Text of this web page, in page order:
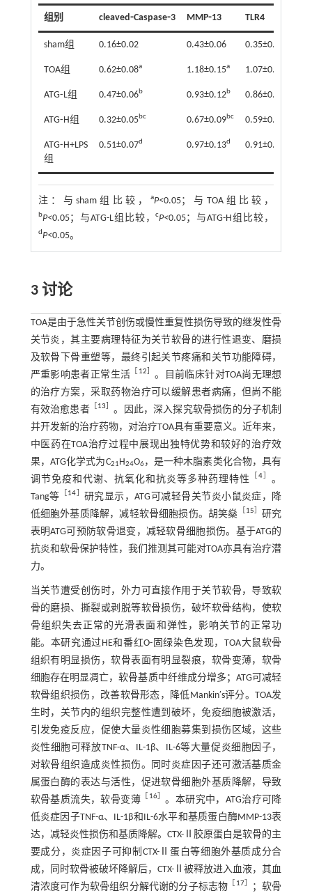
组别 cleaved⁃Caspase⁃3 MMP⁃13 TLR4
sham组 0.16±0.02 0.43±0.06 0.35±0.05
TOA组 0.62±0.08a 1.18±0.15a 1.07±0.13
ATG⁃L组 0.47±0.06b 0.93±0.12b 0.86±0.11
ATG⁃H组 0.32±0.05bc 0.67±0.09bc 0.59±0.08
ATG⁃H+LPS
组
0.51±0.07d 0.97±0.13d 0.91±0.12
注： 与sham组比较，aP<0.05；与TOA组比较，
bP<0.05；与ATG-L组比较，cP<0.05；与ATG-H组比较，
dP<0.05。
3 讨论
TOA是由于急性关节创伤或慢性重复性损伤导致的继发性骨
关节炎，其主要病理特征为关节软骨的进行性退变、磨损
及软骨下骨重塑等，最终引起关节疼痛和关节功能障碍，
严重影响患者正常生活 ［ 12］ 。目前临床针对TOA尚无理想
的治疗方案，采取药物治疗可以缓解患者病痛，但尚不能
有效治愈患者［13］ 。因此，深入探究软骨损伤的分子机制
并开发新的治疗药物，对治疗TOA具有重要意义。近年来，
中医药在TOA治疗过程中展现出独特优势和较好的治疗效
果，ATG化学式为C21H24O6，是一种木脂素类化合物，具有
调节免疫和代谢、抗氧化和抗炎等多种药理特性
［4］ 。
Tang等 ［14］ 研究显示，ATG可减轻骨关节炎小鼠炎症，降
低细胞外基质降解，减轻软骨细胞损伤。胡笑燊 ［15］研究
表明ATG可预防软骨退变，减轻软骨细胞损伤。基于ATG的
抗炎和软骨保护特性，我们推测其可能对TOA亦具有治疗潜
力。
当关节遭受创伤时，外力可直接作用于关节软骨，导致软
骨的磨损、撕裂或剥脱等软骨损伤，破坏软骨结构，使软
骨组织失去正常的光滑表面和弹性，影响关节的正常功
能。本研究通过HE和番红O-固绿染色发现，TOA大鼠软骨
组织有明显损伤，软骨表面有明显裂痕，软骨变薄，软骨
细胞存在明显凋亡，软骨基质中纤维成分增多；ATG可减轻
软骨组织损伤，改善软骨形态，降低Mankin′s评分。TOA发
生时，关节内的组织完整性遭到破坏，免疫细胞被激活，
引发免疫反应，促使大量炎性细胞募集到损伤区域，这些
炎性细胞可释放TNF-α、IL-1β、IL-6等大量促炎细胞因子，
对软骨组织造成炎性损伤。同时炎症因子还可激活基质金
属蛋白酶的表达与活性，促进软骨细胞外基质降解，导致
软骨基质流失，软骨变薄 ［ 16］ 。本研究中，ATG治疗可降
低炎症因子TNF-α、IL-1β和IL-6水平和基质蛋白酶MMP-13表
达，减轻炎性损伤和基质降解。CTX-Ⅱ胶原蛋白是软骨的主
要成分，炎症因子可抑制CTX-Ⅱ蛋白等细胞外基质成分合
成，同时软骨被破坏降解后，CTX-Ⅱ被释放进入血液，其血
清浓度可作为软骨组织分解代谢的分子标志物 ［ 17］
；软骨